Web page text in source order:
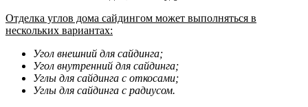
Отделка углов дома сайдингом может выполняться в
нескольких вариантах:
Угол внешний для сайдинга;
Угол внутренний для сайдинга;
Углы для сайдинга с откосами;
Углы для сайдинга с радиусом.